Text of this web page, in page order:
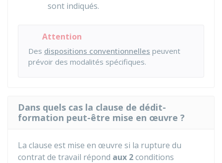
sont indiqués.
Attention
Des dispositions conventionnelles peuvent
prévoir des modalités spécifiques.
Dans quels cas la clause de dédit-
formation peut-être mise en œuvre ?
La clause est mise en œuvre si la rupture du
contrat de travail répond aux 2conditions